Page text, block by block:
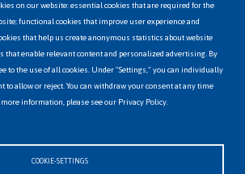
on our website: essential cookies that are required for the
functional cookies that improve user experience and
that help us create anonymous statistics about website
that enable relevant content and personalized advertising. By
to the use of all cookies. Under "Settings," you can individually
to allow or reject. You can withdraw your consent at any time
information, please see our Privacy Policy.
COOKIE-SETTINGS